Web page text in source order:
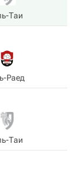
Таи
Раед
Таи